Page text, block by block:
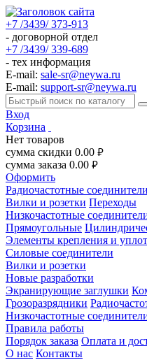
+7 /3439/ 373-913
- договорной отдел
+7 /3439/ 339-689
- тех информация
E-mail: sale-sr@neywa.ru
E-mail: support-sr@neywa.ru
Вход
Корзина
Нет товаров
сумма скидки 0.00 руб.
сумма заказа 0.00 руб.
Оформить
Радиочастотные соединители
Вилки и розетки Переходы
Низкочастотные
Прямоугольные
Элементы крепления и
Силовые соединители
Вилки и розетки
Новые разработки
Экранирующие заглушки
Грозоразрядники
Низкочастотные
Правила работы
Порядок заказа Оплата и
О нас Контакты